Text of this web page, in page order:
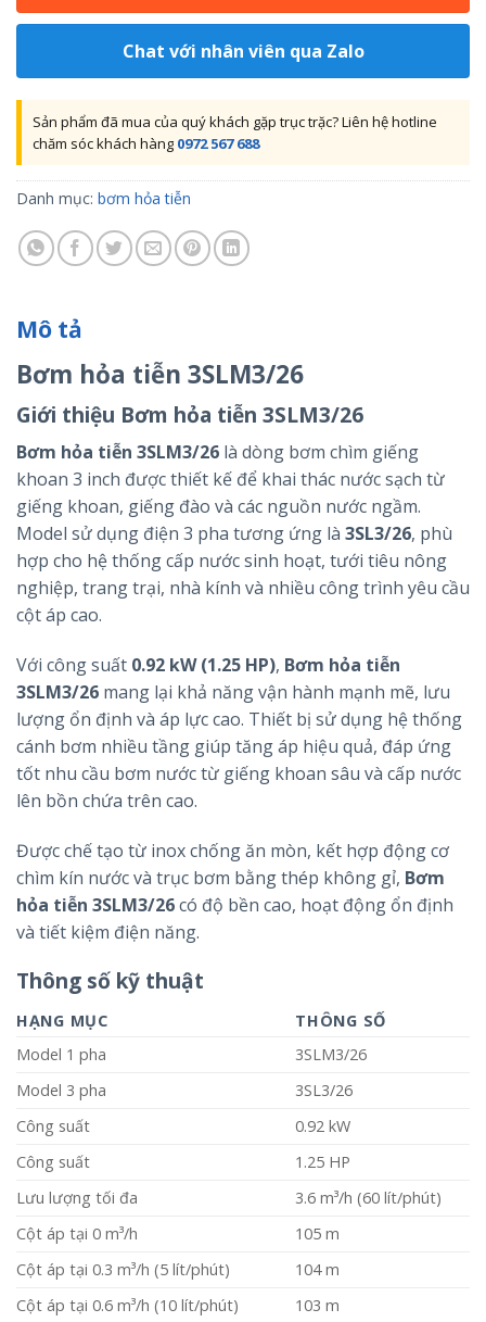
Chat với nhân viên qua Zalo
Sản phẩm đã mua của quý khách gặp trục trặc? Liên hệ hotline
chăm sóc khách hàng 0972 567 688
Danh mục: bơm hỏa tiễn
Mô tả
Bơm hỏa tiễn 3SLM3/26
Giới thiệu Bơm hỏa tiễn 3SLM3/26
Bơm hỏa tiễn 3SLM3/26 là dòng bơm chìm giếng
khoan 3 inch được thiết kế để khai thác nước sạch từ
giếng khoan, giếng đào và các nguồn nước ngầm.
Model sử dụng điện 3 pha tương ứng là 3SL3/26, phù
hợp cho hệ thống cấp nước sinh hoạt, tưới tiêu nông
nghiệp, trang trại, nhà kính và nhiều công trình yêu cầu
cột áp cao.
Với công suất 0.92 kW (1.25 HP), Bơm hỏa tiễn
3SLM3/26 mang lại khả năng vận hành mạnh mẽ, lưu
lượng ổn định và áp lực cao. Thiết bị sử dụng hệ thống
cánh bơm nhiều tầng giúp tăng áp hiệu quả, đáp ứng
tốt nhu cầu bơm nước từ giếng khoan sâu và cấp nước
lên bồn chứa trên cao.
Được chế tạo từ inox chống ăn mòn, kết hợp động cơ
chìm kín nước và trục bơm bằng thép không gỉ, Bơm
hỏa tiễn 3SLM3/26có độ bền cao, hoạt động ổn định
và tiết kiệm điện năng.
Thông số kỹ thuật
HẠNG MỤC
THÔNG SỐ
Model 1 pha
3SLM3/26
Model 3 pha
3SL3/26
Công suất
0.92 kW
Công suất
1.25 HP
Lưu lượng tối đa
3.6 m³/h (60 lít/phút)
Cột áp tại 0 m³/h
105 m
Cột áp tại 0.3 m³/h (5 lít/phút)
104 m
Cột áp tại 0.6 m³/h (10 lít/phút)
103 m